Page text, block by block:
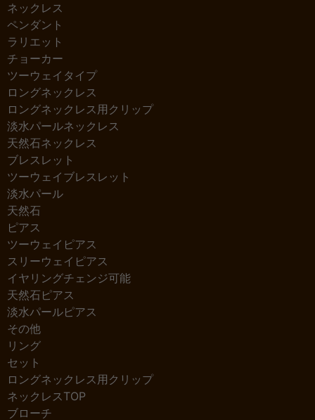
ネックレス
ペンダント
ラリエット
チョーカー
ツーウェイタイプ
ロングネックレス
ロングネックレス用クリップ
淡水パールネックレス
天然石ネックレス
ブレスレット
ツーウェイブレスレット
淡水パール
天然石
ピアス
ツーウェイピアス
スリーウェイピアス
イヤリングチェンジ可能
天然石ピアス
淡水パールピアス
その他
リング
セット
ロングネックレス用クリップ
ネックレスTOP
ブローチ